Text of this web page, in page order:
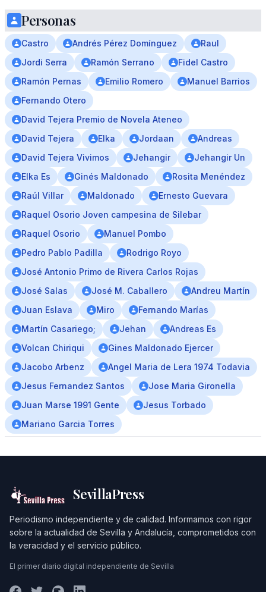
Personas
Castro Andrés Pérez Domínguez
Raul
Jordi Serra
Ramón Serrano
Fidel Castro
Ramón Pernas
Emilio Romero
Manuel Barrios
Fernando Otero
David Tejera Premio de Novela Ateneo
David Tejera
Elka Jordaan
Andreas
David Tejera Vivimos
Jehangir
Jehangir Un
Elka Es
Ginés Maldonado
Rosita Menéndez
Raúl Villar
Maldonado
Ernesto Guevara
Raquel Osorio Joven campesina de Silebar
Raquel Osorio
Manuel Pombo
Pedro Pablo Padilla
Rodrigo Royo
José Antonio Primo de Rivera Carlos Rojas
José Salas
José M. Caballero
Andreu Martín
Juan Eslava
Miro
Fernando Marías
Martín Casariego;
Jehan
Andreas Es
Volcan Chiriqui
Gines Maldonado Ejercer
Jacobo Arbenz
Angel Maria de Lera 1974 Todavia
Jesus Fernandez Santos
Jose Maria Gironella
Juan Marse 1991 Gente
Jesus Torbado
Mariano Garcia Torres
SevillaPress
Periodismo independiente y de calidad. Informamos con rigor
sobre la actualidad de Sevilla y Andalucía, comprometidos con
la veracidad y el servicio público.
El primer diario digital independiente de Sevilla